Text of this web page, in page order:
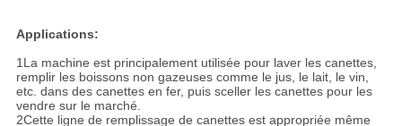
Applications:
1La machine est principalement utilisée pour laver les canettes,
remplir les boissons non gazeuses comme le jus, le lait, le vin,
etc. dans des canettes en fer, puis sceller les canettes pour les
vendre sur le marché.
2Cette ligne de remplissage de canettes est appropriée même